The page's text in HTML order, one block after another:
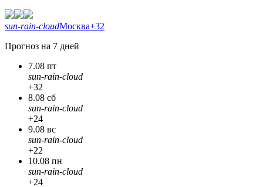
sun-rain-cloudМосква+32
Прогноз на 7 дней
7.08 пт
sun-rain-cloud
+32
8.08 сб
sun-rain-cloud
+24
9.08 вс
sun-rain-cloud
+22
10.08 пн
sun-rain-cloud
+24